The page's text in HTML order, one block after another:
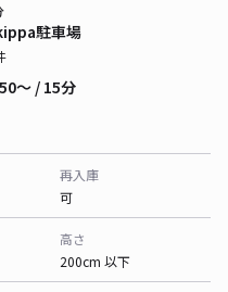
駐車場
〜 / 15分
再入庫
可
高さ
200cm 以下